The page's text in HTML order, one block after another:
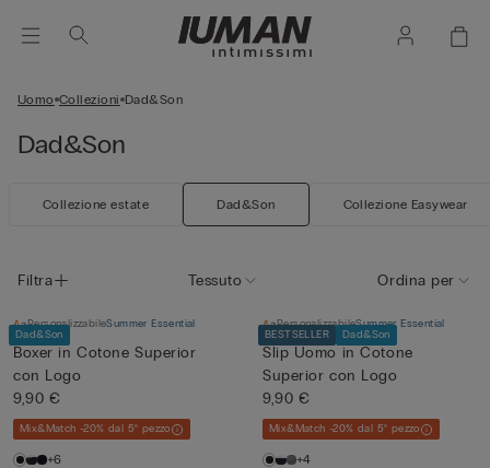
Uomo Collezioni Dad&Son
Dad&Son
Collezione estate Dad&Son Collezione Easywear
Filtra Tessuto Ordina per
Dad&Son
PersonalizzabileSummer Essential
Boxer in Cotone Superior
con Logo
9,90 €
Mix&Match -20% dal 5° pezzo
+6
BESTSELLER Dad&Son
PersonalizzabileSummer Essential
Slip Uomo in Cotone
Superior con Logo
9,90 €
Mix&Match -20% dal 5° pezzo
+4